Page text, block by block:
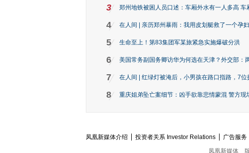
3 郑州地铁被困人员口述：车厢外水有一人多高 车
4 在人间 | 亲历郑州暴雨：我用皮划艇救了一个孕妇
5 生命至上！第83集团军某旅紧急实施爆破分洪
6 美国常务副国务卿访华为何选在天津？外交部：
7 在人间 | 红绿灯被淹后，小男孩在路口指路，7位
8 重庆姐弟坠亡案细节：凶手欲靠悲情蒙混 警方现
凤凰新媒体介绍 投资者关系 Investor Relations 广告服务
凤凰新媒体